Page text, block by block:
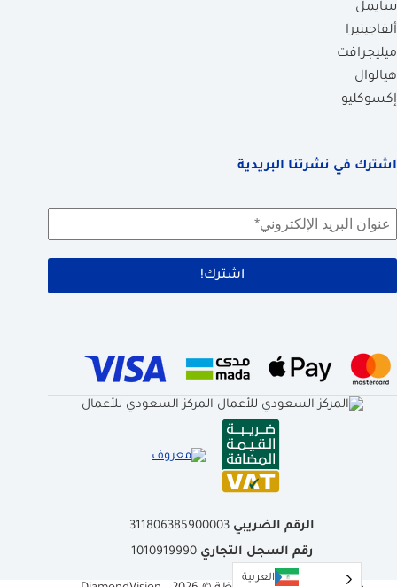
سايمل
ألفاجينيرا
ميليجرافت
هيالوال
إكسوكليو
اشترك في نشرتنا البريدية
الرقم الضريبي
رقم السجل التجاري
العربية‏